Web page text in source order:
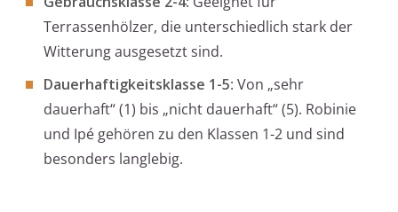
Terrassenhölzer, die unterschiedlich stark der
Witterung ausgesetzt sind.
Dauerhaftigkeitsklasse 1-5: Von „sehr
dauerhaft“ (1) bis „nicht dauerhaft“ (5). Robinie
und Ipé gehören zu den Klassen 1-2 und sind
besonders langlebig.